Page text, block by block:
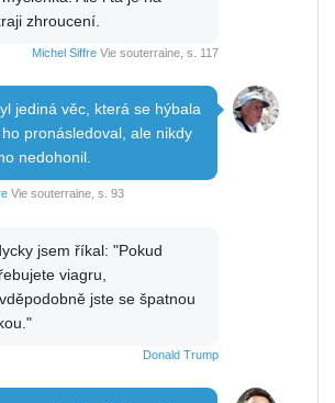
zhroucení.
Michel Siffre Vie souterraine, s. 117
jediná věc, která se hýbala
pronásledoval, ale nikdy
nedohonil.
Vie souterraine, s. 93
jsem říkal: "Pokud
viagru,
jste se špatnou
Donald Trump